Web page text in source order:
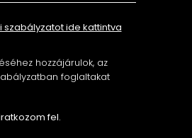
ide kattintva
hozzájárulok, az
foglaltakat
fel.